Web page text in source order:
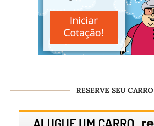
RESERVE SEU CARRO